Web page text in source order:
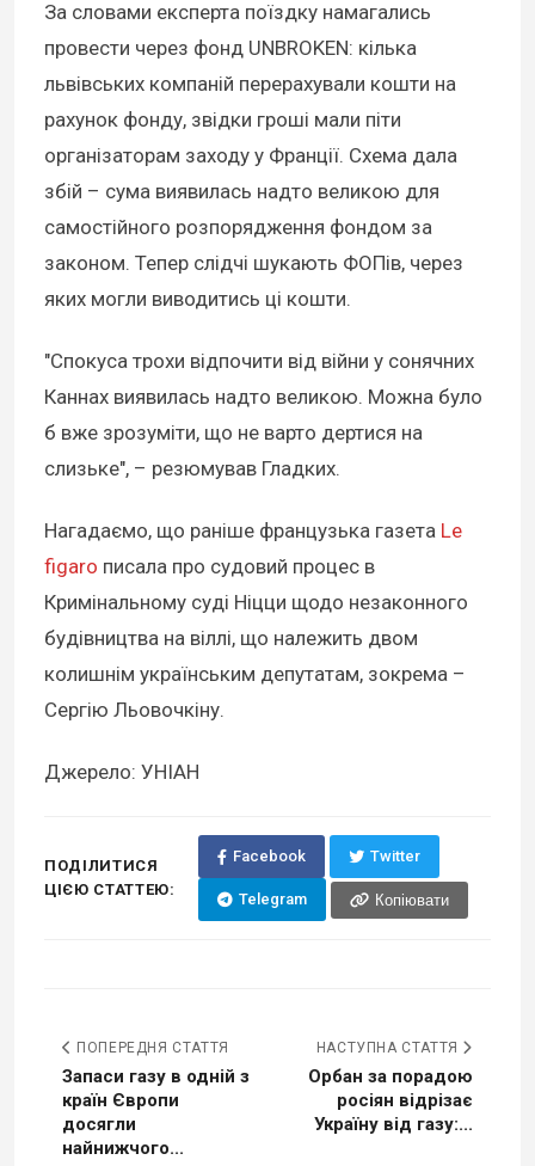
За словами експерта поїздку намагались
провести через фонд UNBROKEN: кілька
львівських компаній перерахували кошти на
рахунок фонду, звідки гроші мали піти
організаторам заходу у Франції. Схема дала
збій – сума виявилась надто великою для
самостійного розпорядження фондом за
законом. Тепер слідчі шукають ФОПів, через
яких могли виводитись ці кошти.
"Спокуса трохи відпочити від війни у сонячних
Каннах виявилась надто великою. Можна було
б вже зрозуміти, що не варто дертися на
слизьке", – резюмував Гладких.
Нагадаємо, що раніше французька газета Le
figaro писала про судовий процес в
Кримінальному суді Ніцци щодо незаконного
будівництва на віллі, що належить двом
колишнім українським депутатам, зокрема –
Сергію Льовочкіну.
Джерело: УНІАН
ПОДІЛИТИСЯ
ЦІЄЮ СТАТТЕЮ:
Facebook Twitter
Telegram Копіювати
ПОПЕРЕДНЯ СТАТТЯ
Запаси газу в одній з
країн Європи
досягли
найнижчого...
НАСТУПНА СТАТТЯ
Орбан за порадою
росіян відрізає
Україну від газу:...